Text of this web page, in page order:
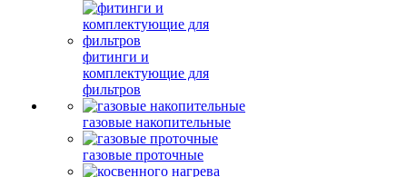
фитинги и
комплектующие для
фильтров
газовые накопительные
газовые проточные